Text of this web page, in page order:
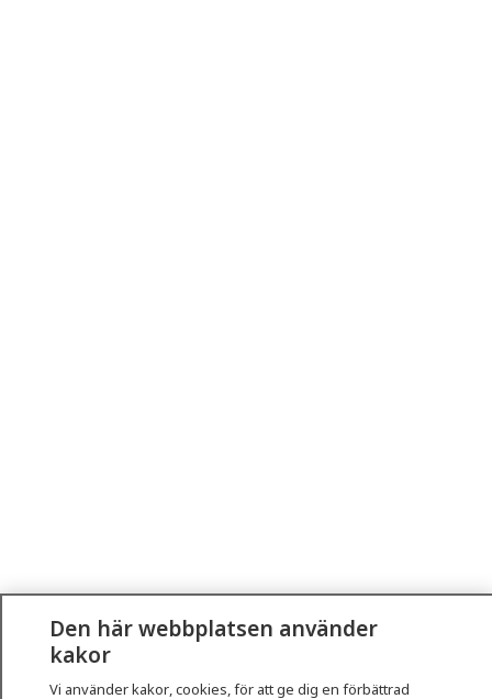
Den här webbplatsen använder
kakor
Vi använder kakor, cookies, för att ge dig en förbättrad